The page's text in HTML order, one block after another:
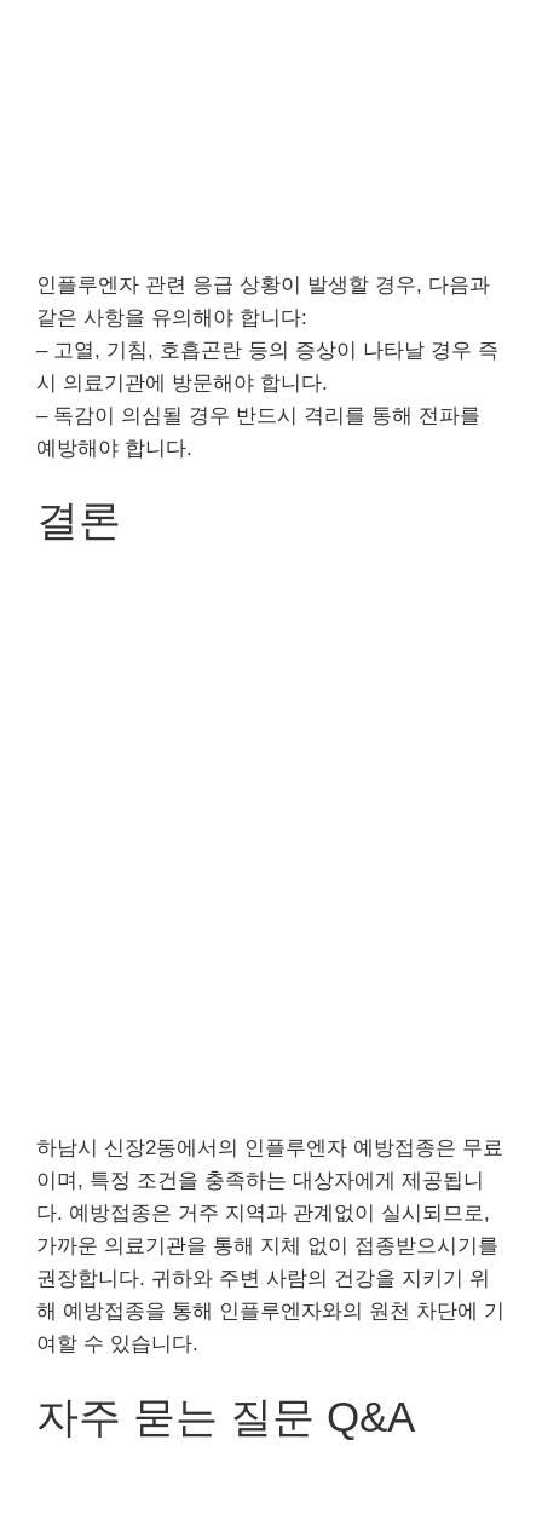
인플루엔자 관련 응급 상황이 발생할 경우, 다음과
같은 사항을 유의해야 합니다:
– 고열, 기침, 호흡곤란 등의 증상이 나타날 경우 즉
시 의료기관에 방문해야 합니다.
– 독감이 의심될 경우 반드시 격리를 통해 전파를
예방해야 합니다.
결론
하남시 신장2동에서의 인플루엔자 예방접종은 무료
이며, 특정 조건을 충족하는 대상자에게 제공됩니
다. 예방접종은 거주 지역과 관계없이 실시되므로,
가까운 의료기관을 통해 지체 없이 접종받으시기를
권장합니다. 귀하와 주변 사람의 건강을 지키기 위
해 예방접종을 통해 인플루엔자와의 원천 차단에 기
여할 수 있습니다.
자주 묻는 질문 Q&A